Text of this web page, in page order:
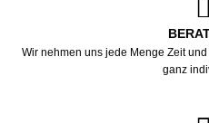
Wir nehmen uns jede Menge Zeit
ganz